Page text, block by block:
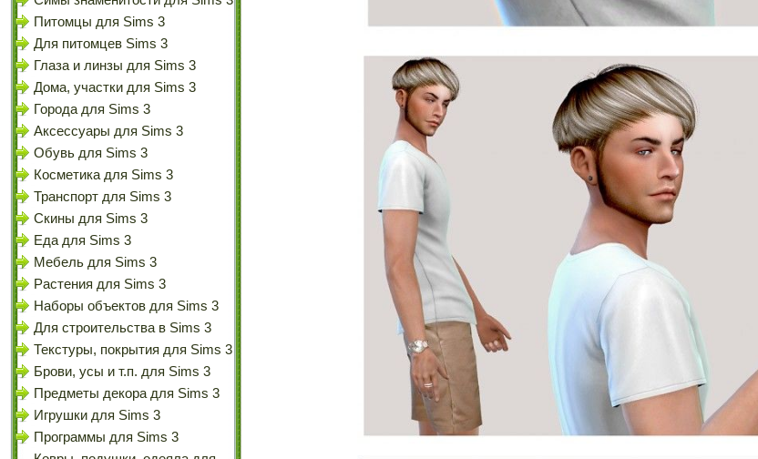
Питомцы для Sims 3
Для питомцев Sims 3
Глаза и линзы для Sims 3
Дома, участки для Sims 3
Города для Sims 3
Аксессуары для Sims 3
Обувь для Sims 3
Косметика для Sims 3
Транспорт для Sims 3
Скины для Sims 3
Еда для Sims 3
Мебель для Sims 3
Растения для Sims 3
Наборы объектов для Sims 3
Для строительства в Sims 3
Текстуры, покрытия для Sims 3
Брови, усы и т.п. для Sims 3
Предметы декора для Sims 3
Игрушки для Sims 3
Программы для Sims 3